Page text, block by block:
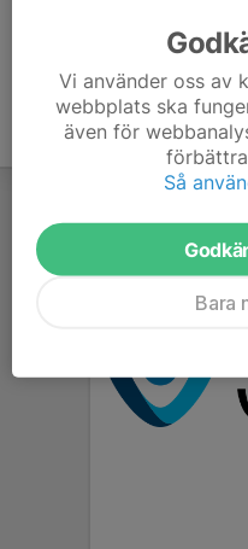
Vi använder oss av
webbplats ska
även för
Så
Bara